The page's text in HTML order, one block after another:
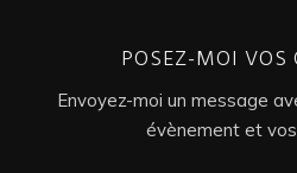
POSEZ-MOI VOS
Envoyez-moi un message
évènement et